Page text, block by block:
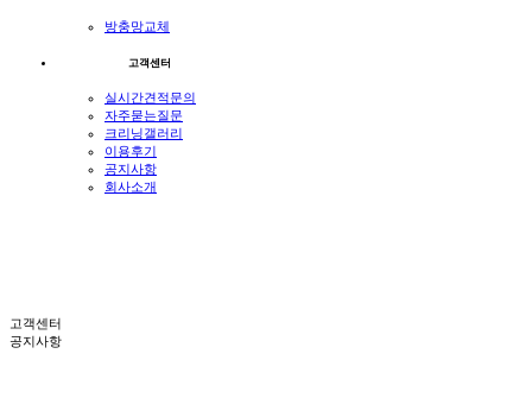
방충망교체
고객센터
실시간견적문의
자주묻는질문
크리닝갤러리
이용후기
공지사항
회사소개
고객센터
공지사항